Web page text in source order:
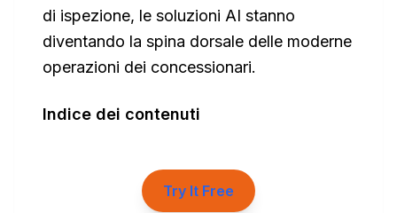
di ispezione, le soluzioni AI stanno
diventando la spina dorsale delle moderne
operazioni dei concessionari.
Indice dei contenuti
Try It Free